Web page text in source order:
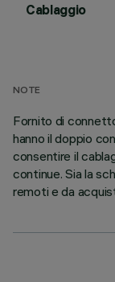
Cablaggio
NOTE
Fornito di
hanno il doppio
consentire il
continue. Sia la
remoti e da